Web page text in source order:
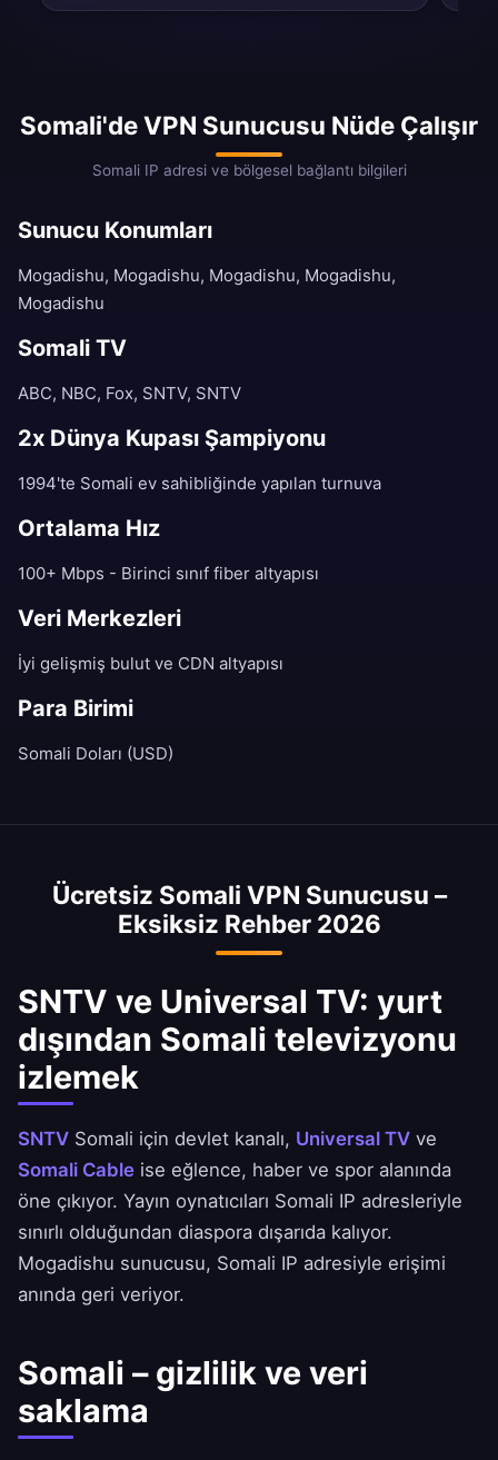
Somali'de VPN Sunucusu Nüde Çalışır
Somali IP adresi ve bölgesel bağlantı bilgileri
Sunucu Konumları
Mogadishu, Mogadishu, Mogadishu, Mogadishu,
Mogadishu
Somali TV
ABC, NBC, Fox, SNTV, SNTV
2x Dünya Kupası Şampiyonu
1994'te Somali ev sahibliğinde yapılan turnuva
Ortalama Hız
100+ Mbps - Birinci sınıf fiber altyapısı
Veri Merkezleri
İyi gelişmiş bulut ve CDN altyapısı
Para Birimi
Somali Doları (USD)
Ücretsiz Somali VPN Sunucusu –
Eksiksiz Rehber 2026
SNTV ve Universal TV: yurt
dışından Somali televizyonu
izlemek
SNTV Somali için devlet kanalı, Universal TV ve
Somali Cable ise eğlence, haber ve spor alanında
öne çıkıyor. Yayın oynatıcıları Somali IP adresleriyle
sınırlı olduğundan diaspora dışarıda kalıyor.
Mogadishu sunucusu, Somali IP adresiyle erişimi
anında geri veriyor.
Somali – gizlilik ve veri
saklama